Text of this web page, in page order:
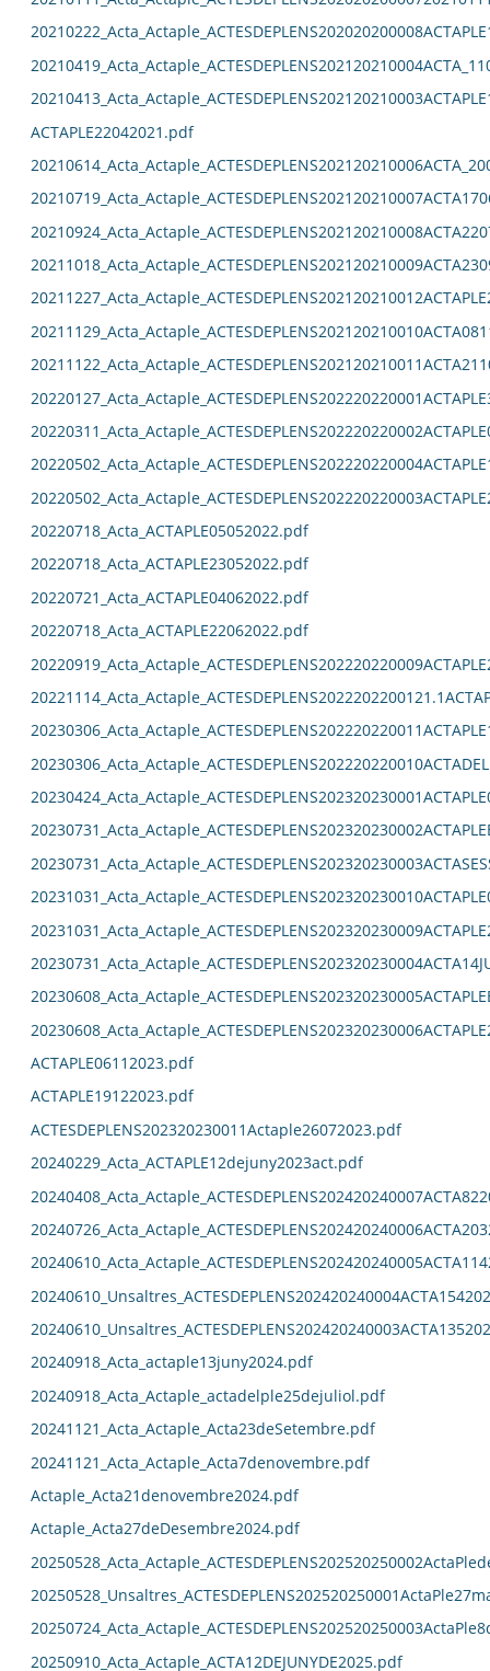
ACTAPLE22042021.pdf
20220718_Acta_ACTAPLE05052022.pdf
20220718_Acta_ACTAPLE23052022.pdf
20220721_Acta_ACTAPLE04062022.pdf
20220718_Acta_ACTAPLE22062022.pdf
ACTAPLE06112023.pdf
ACTAPLE19122023.pdf
ACTESDEPLENS202320230011Actaple26072023.pdf
20240229_Acta_ACTAPLE12dejuny2023act.pdf
20240918_Acta_actaple13juny2024.pdf
20240918_Acta_Actaple_actadelple25dejuliol.pdf
20241121_Acta_Actaple_Acta23deSetembre.pdf
20241121_Acta_Actaple_Acta7denovembre.pdf
Actaple_Acta21denovembre2024.pdf
Actaple_Acta27deDesembre2024.pdf
20250910_Acta_Actaple_ACTA12DEJUNYDE2025.pdf